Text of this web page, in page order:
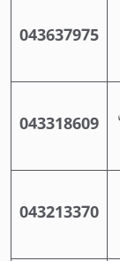
043637975
043318609
043213370